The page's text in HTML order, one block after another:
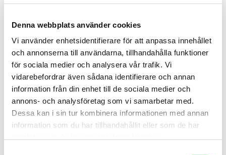
Denna webbplats använder cookies
Vi använder enhetsidentifierare för att anpassa innehållet
och annonserna till användarna, tillhandahålla funktioner
för sociala medier och analysera vår trafik. Vi
vidarebefordrar även sådana identifierare och annan
information från din enhet till de sociala medier och
annons- och analysföretag som vi samarbetar med.
Dessa kan i sin tur kombinera informationen med annan
information som du har tillhandahållit eller som de har
för mycket, bara precis så där lagom så det
väcker läsarens nyfikenhet och vilja/behov av
att ta kontakt.
Utan mottagare blir ett nyhetsbrev verkligen
inte läst. Gör det lätt att registrera sig för
utskicken och sätt upp automatisk lead
generation där mailadresser hamnar rätt in i
en mottagarlista.
Och du, glöm inte GDPR och att det ska vara lätt